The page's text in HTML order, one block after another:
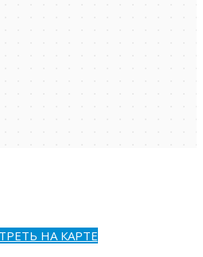
НА КАРТЕ